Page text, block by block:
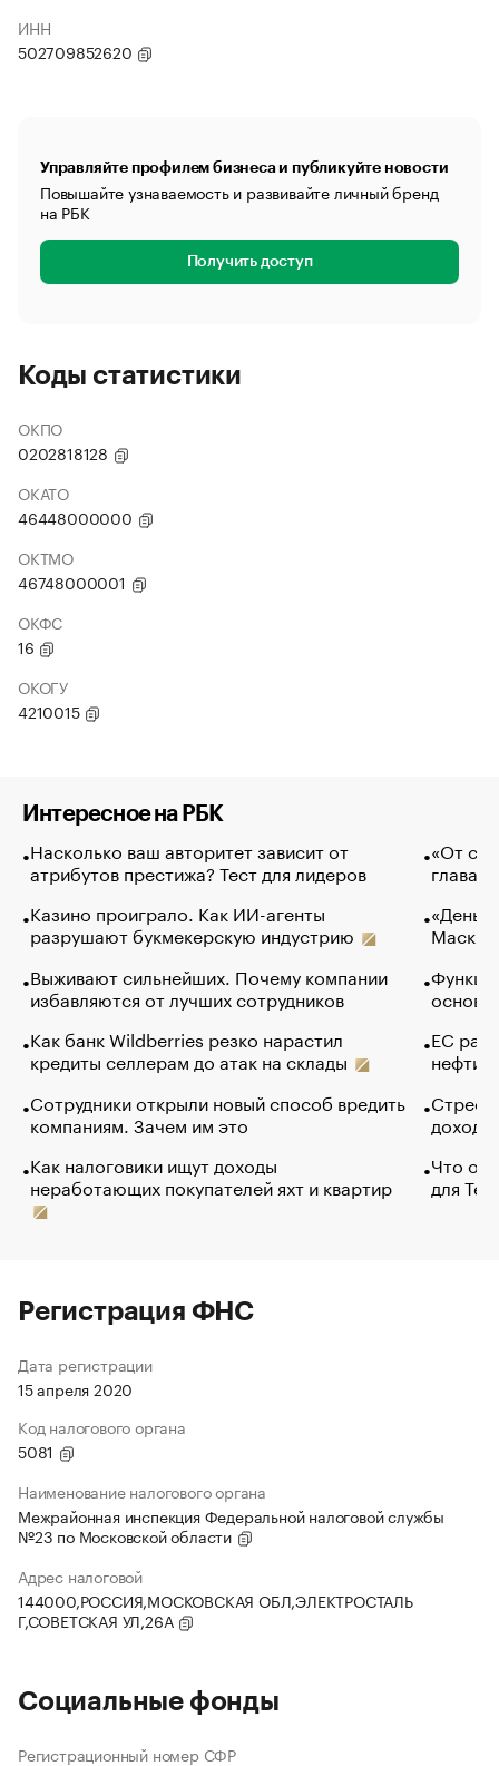
ИНН
502709852620
Управляйте профилем бизнеса и публикуйте новости
Повышайте узнаваемость и развивайте личный бренд
на РБК
Получить доступ
Коды статистики
ОКПО
0202818128
ОКАТО
46448000000
ОКТМО
46748000001
ОКФС
16
ОКОГУ
4210015
Интересное на РБК
Насколько ваш авторитет зависит от
атрибутов престижа? Тест для лидеров
Казино проиграло. Как ИИ-агенты
разрушают букмекерскую индустрию
Выживают сильнейших. Почему компании
избавляются от лучших сотрудников
Как банк Wildberries резко нарастил
кредиты селлерам до атак на склады
Сотрудники открыли новый способ вредить
компаниям. Зачем им это
Как налоговики ищут доходы
неработающих покупателей яхт и квартир
«От
глава
Маск в
основ
ЕС
нефти
Что
для
Регистрация ФНС
Дата регистрации
15 апреля 2020
Код налогового органа
5081
Наименование налогового органа
Межрайонная инспекция Федеральной налоговой службы
№23 по Московской области
Адрес налоговой
144000,РОССИЯ,МОСКОВСКАЯ ОБЛ,ЭЛЕКТРОСТАЛЬ
Г,СОВЕТСКАЯ УЛ,26А
Социальные фонды
Регистрационный номер СФР